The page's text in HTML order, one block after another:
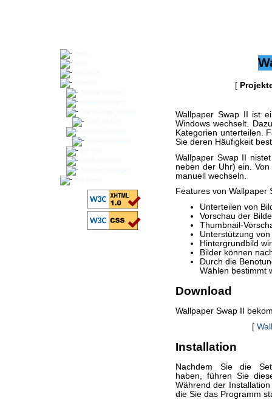
[
Wallpaper Swap II ist
Windows wechselt.
Kategorien unterteilen.
Sie deren Häufigkeit
Wallpaper Swap II
neben der Uhr) ein.
manuell wechseln.
Features von Wallpaper
Unterteilen von
Vorschau der
Thumbnail-
Unterstützung
Hintergrundbild
Bilder können
Durch die
Wählen bestimmt
Download
Wallpaper Swap II
[
Installation
Nachdem Sie die
haben, führen Sie
Während der
die Sie das Programm